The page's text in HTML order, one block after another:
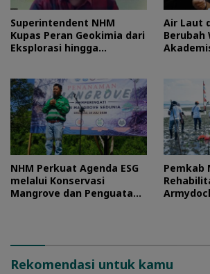
Superintendent NHM
Kupas Peran Geokimia dari
Eksplorasi hingga
Air Laut
Berubah
NHM Perkuat Agenda ESG
melalui Konservasi
Mangrove dan Penguatan
Pemkab
Rekomendasi untuk kamu